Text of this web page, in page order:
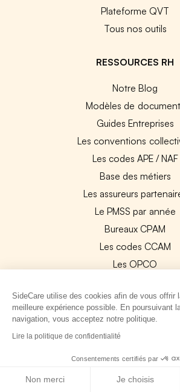
Plateforme QVT
Tous nos outils
RESSOURCES RH
Notre Blog
Modèles de
Guides Entreprises
Les conventions
Les codes APE / NAF
Base des métiers
Les assureurs
Le PMSS par année
Bureaux CPAM
Les codes CCAM
Les OPCO
Réseaux de soins
Boîte à outils santé
Les garanties des assurances
SideCare utilise des cookies afin de vous offrir
meilleure expérience possible. En poursuivant
navigation, vous acceptez notre politique.
Lire la politique de confidentialité
Consentements certifiés par
Non merci Je choisis